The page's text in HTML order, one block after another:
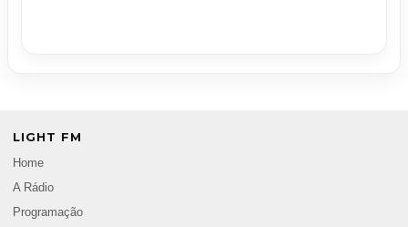
LIGHT FM
Home
A Rádio
Programação